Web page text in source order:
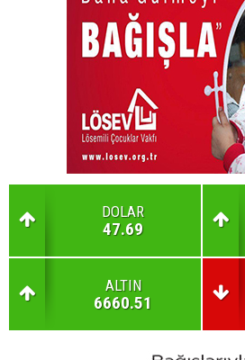
DOLAR
47.69
ALTIN
6660.51